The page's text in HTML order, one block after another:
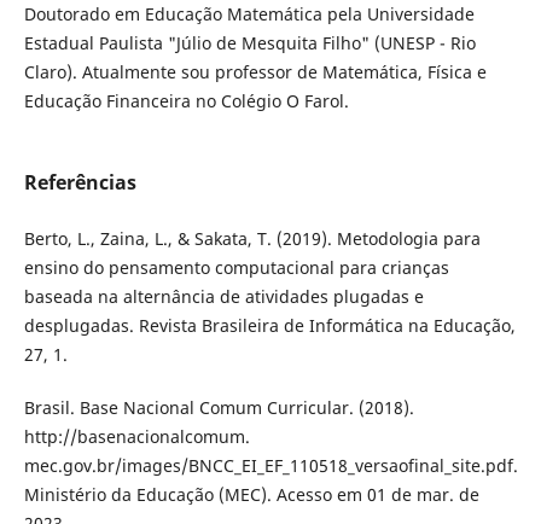
Doutorado em Educação Matemática pela Universidade
Estadual Paulista "Júlio de Mesquita Filho" (UNESP - Rio
Claro). Atualmente sou professor de Matemática, Física e
Educação Financeira no Colégio O Farol.
Referências
Berto, L., Zaina, L., & Sakata, T. (2019). Metodologia para
ensino do pensamento computacional para crianças
baseada na alternância de atividades plugadas e
desplugadas. Revista Brasileira de Informática na Educação,
27, 1.
Brasil. Base Nacional Comum Curricular. (2018).
http://basenacionalcomum.
mec.gov.br/images/BNCC_EI_EF_110518_versaofinal_site.pdf.
Ministério da Educação (MEC). Acesso em 01 de mar. de